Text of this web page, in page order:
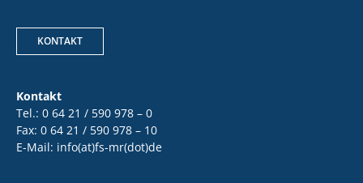
KONTAKT
Kontakt
Tel.: 0 64 21 / 590 978 – 0
Fax: 0 64 21 / 590 978 – 10
E-Mail: info(at)fs-mr(dot)de